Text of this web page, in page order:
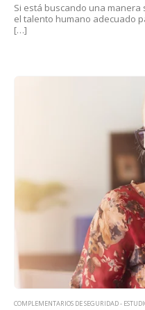
Si está buscando una
el talento humano adecuado
[…]
COMPLEMENTARIOS DE SEGURIDAD -